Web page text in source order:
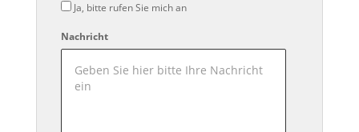
Ja, bitte rufen Sie mich an
Nachricht